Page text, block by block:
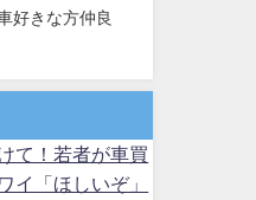
好きな方仲良
て！若者が車買
イ「ほしいぞ」